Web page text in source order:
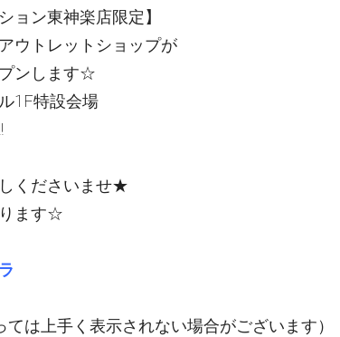
ョン東神楽店限定】
ウトレットショップが
プンします☆
1F特設会場
くださいませ★
ます☆
ては上手く表示されない場合がございます）